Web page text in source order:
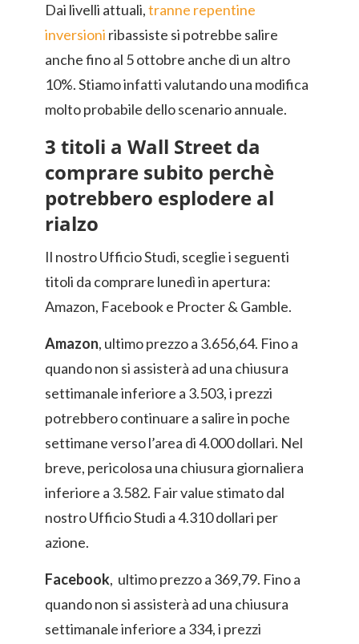
Dai livelli attuali,tranne repentine
inversioni ribassiste si potrebbe salire
anche fino al 5 ottobre anche di un altro
10%. Stiamo infatti valutando una modifica
molto probabile dello scenario annuale.
3 titoli a Wall Street da
comprare subito perchè
potrebbero esplodere al
rialzo
Il nostro Ufficio Studi, sceglie i seguenti
titoli da comprare lunedì in apertura:
Amazon, Facebook e Procter & Gamble.
Amazon, ultimo prezzo a 3.656,64. Fino a
quando non si assisterà ad una chiusura
settimanale inferiore a 3.503, i prezzi
potrebbero continuare a salire in poche
settimane verso l’area di 4.000 dollari. Nel
breve, pericolosa una chiusura giornaliera
inferiore a 3.582. Fair value stimato dal
nostro Ufficio Studi a 4.310 dollari per
azione.
Facebook, ultimo prezzo a 369,79. Fino a
quando non si assisterà ad una chiusura
settimanale inferiore a 334, i prezzi